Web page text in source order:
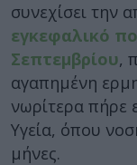
συνεχίσει την
εγκεφαλικό
Σεπτεμβρίου,
αγαπημένη
νωρίτερα πήρε
Υγεία, όπου
μήνες.